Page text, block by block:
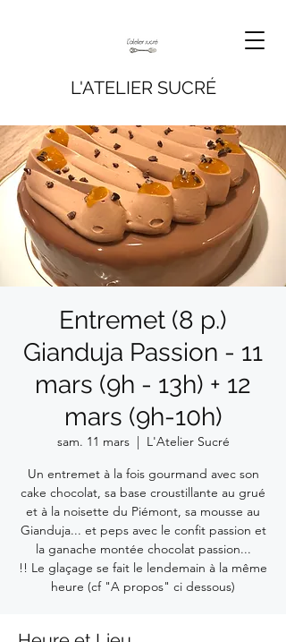
L'ATELIER SUCRÉ
Entremet (8 p.)
Gianduja Passion - 11
mars (9h - 13h) + 12
mars (9h-10h)
sam. 11 mars
  |
L'Atelier Sucré
Un entremet à la fois gourmand avec son
cake chocolat, sa base croustillante au grué
et à la noisette du Piémont, sa mousse au
Gianduja... et peps avec le confit passion et
la ganache montée chocolat passion...
!! Le glaçage se fait le lendemain à la même
heure (cf "A propos" ci dessous)